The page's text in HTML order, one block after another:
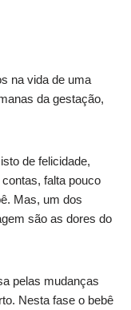
na vida de uma
da gestação,
de felicidade,
falta pouco
Mas, um dos
são as dores do
pelas mudanças
Nesta fase o bebê